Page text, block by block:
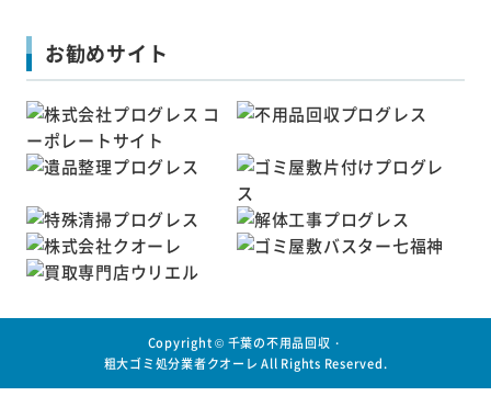
お勧めサイト
Copyright © 千葉の不用品回収・
粗大ゴミ処分業者クオーレ All Rights Reserved.